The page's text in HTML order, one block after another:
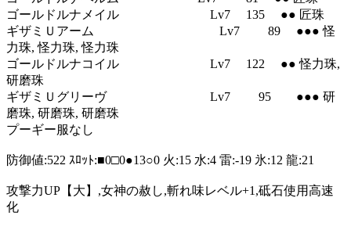
ゴールドルナメイル Lv7 135 ●● 匠珠
ギザミＵアーム Lv7 89 ●●● 怪
力珠, 怪力珠, 怪力珠
ゴールドルナコイル Lv7 122 ●● 怪力珠,
研磨珠
ギザミＵグリーヴ Lv7 95 ●●● 研
磨珠, 研磨珠, 研磨珠
プーギー服なし
防御値:522 ｽﾛｯﾄ:■0□0●13○0 火:15 水:4 雷:-19 氷:12 龍:21
攻撃力UP【大】,女神の赦し,斬れ味レベル+1,砥石使用高速
化